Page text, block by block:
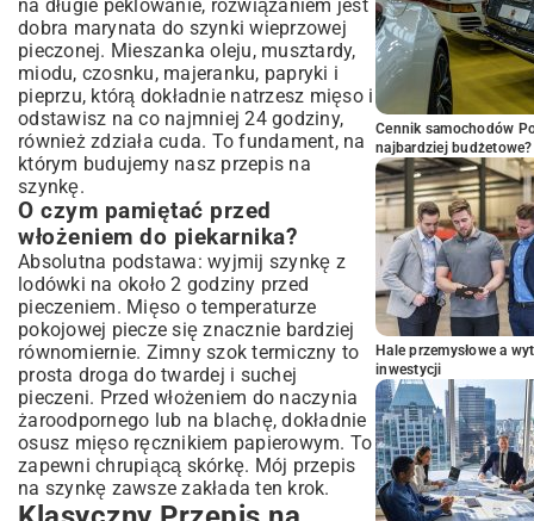
na długie peklowanie, rozwiązaniem jest
dobra marynata do szynki wieprzowej
pieczonej. Mieszanka oleju, musztardy,
miodu, czosnku, majeranku, papryki i
pieprzu, którą dokładnie natrzesz mięso i
odstawisz na co najmniej 24 godziny,
również zdziała cuda. To fundament, na
którym budujemy nasz przepis na
szynkę.
O czym pamiętać przed
włożeniem do piekarnika?
Absolutna podstawa: wyjmij szynkę z
lodówki na około 2 godziny przed
pieczeniem. Mięso o temperaturze
pokojowej piecze się znacznie bardziej
równomiernie. Zimny szok termiczny to
prosta droga do twardej i suchej
pieczeni. Przed włożeniem do naczynia
żaroodpornego lub na blachę, dokładnie
osusz mięso ręcznikiem papierowym. To
zapewni chrupiącą skórkę. Mój przepis
na szynkę zawsze zakłada ten krok.
Cennik samochodów
najbardziej budżetowe?
Hale przemysłowe a
inwestycji